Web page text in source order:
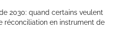
2030: quand certains veulent
réconciliation en instrument de